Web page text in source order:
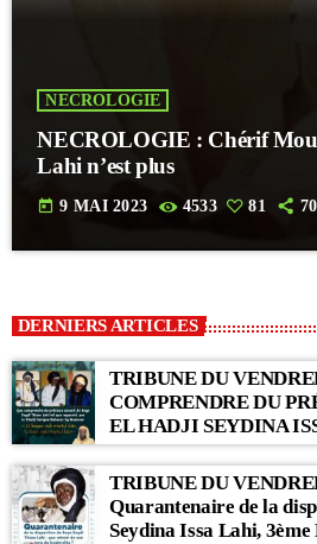
NECROLOGIE
NECROLOGIE : Chérif
Lahi n’est plus
today 9 MAI 2023 4533 81
DERNIERS ARTICLES
TRIBUNE DU
COMPRENDRE DU
EL HADJI SEYDINA
RAPPORTÉ PAR LE
BABACAR SY MANSOUR : « Li
Kër, Li Bon Matul Kër »
TRIBUNE DU
Quarantenaire de la
Seydina Issa Lahi,